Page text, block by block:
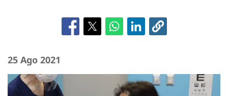
25 Ago 2021